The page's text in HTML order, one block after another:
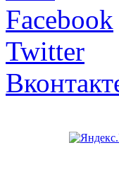
Facebook
Twitter